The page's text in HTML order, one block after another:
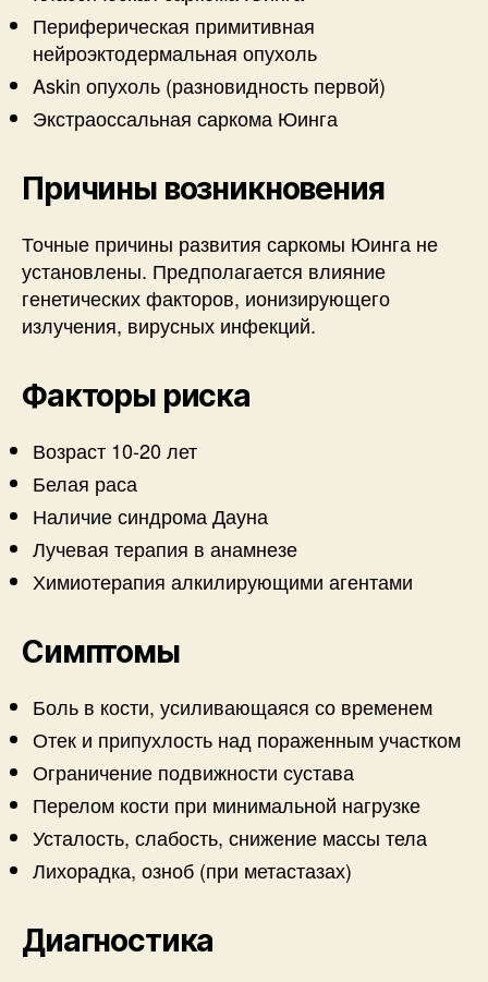
Периферическая примитивная
нейроэктодермальная опухоль
Askin опухоль (разновидность первой)
Экстраоссальная саркома Юинга
Причины возникновения
Точные причины развития саркомы Юинга не
установлены. Предполагается влияние
генетических факторов, ионизирующего
излучения, вирусных инфекций.
Факторы риска
Возраст 10-20 лет
Белая раса
Наличие синдрома Дауна
Лучевая терапия в анамнезе
Химиотерапия алкилирующими агентами
Симптомы
Боль в кости, усиливающаяся со временем
Отек и припухлость над пораженным участком
Ограничение подвижности сустава
Перелом кости при минимальной нагрузке
Усталость, слабость, снижение массы тела
Лихорадка, озноб (при метастазах)
Диагностика